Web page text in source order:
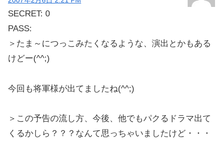
SECRET: 0
PASS:
＞たま～につっこみたくなるような、演出とかもある
けどー(^^;)
今回も将軍様が出てましたね(^^;)
＞この予告の流し方、今後、他でもパクるドラマ出て
くるかしら？？？なんて思っちゃいましたけど・・・